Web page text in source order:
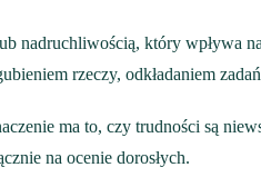
który wpływa
rzeczy, odkładaniem
ma to, czy trudności są
na ocenie dorosłych.